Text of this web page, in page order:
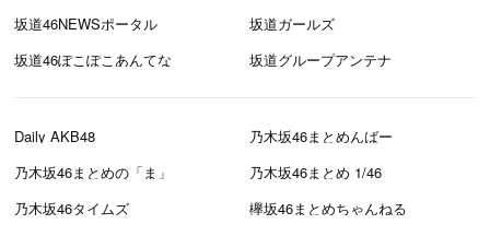
坂道46NEWSポータル
坂道ガールズ
坂道46ぽこぽこあんてな
坂道グループアンテナ
Daily AKB48
乃木坂46まとめんばー
乃木坂46まとめの「ま」
乃木坂46まとめ 1/46
乃木坂46タイムズ
欅坂46まとめちゃんねる